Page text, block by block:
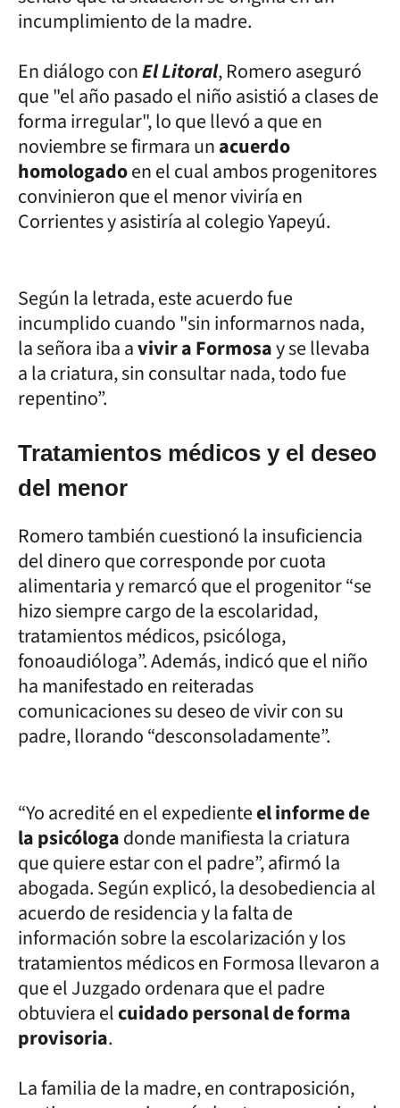
incumplimiento de la madre.
En diálogo conEl Litoral, Romero aseguró
que "el año pasado el niño asistió a clases de
forma irregular", lo que llevó a que en
noviembre se firmara unacuerdo
homologadoen el cual ambos progenitores
convinieron que el menor viviría en
Corrientes y asistiría al colegio Yapeyú.
Según la letrada, este acuerdo fue
incumplido cuando "sin informarnos nada,
la señora iba avivir a Formosay se llevaba
a la criatura, sin consultar nada, todo fue
repentino”.
Tratamientos médicos y el deseo
del menor
Romero también cuestionó la insuficiencia
del dinero que corresponde por cuota
alimentaria y remarcó que el progenitor “se
hizo siempre cargo de la escolaridad,
tratamientos médicos, psicóloga,
fonoaudióloga”. Además, indicó que el niño
ha manifestado en reiteradas
comunicaciones su deseo de vivir con su
padre, llorando “desconsoladamente”.
“Yo acredité en el expedienteel informe de
la psicólogadonde manifiesta la criatura
que quiere estar con el padre”, afirmó la
abogada. Según explicó, la desobediencia al
acuerdo de residencia y la falta de
información sobre la escolarización y los
tratamientos médicos en Formosa llevaron a
que el Juzgado ordenara que el padre
obtuviera elcuidado personal de forma
provisoria.
La familia de la madre, en contraposición,